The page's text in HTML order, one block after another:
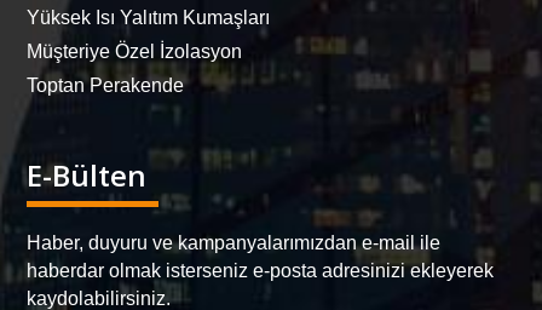
Yüksek Isı Yalıtım Kumaşları
Müşteriye Özel İzolasyon
Toptan Perakende
E-Bülten
Haber, duyuru ve kampanyalarımızdan e-mail ile
haberdar olmak isterseniz e-posta adresinizi ekleyerek
kaydolabilirsiniz.